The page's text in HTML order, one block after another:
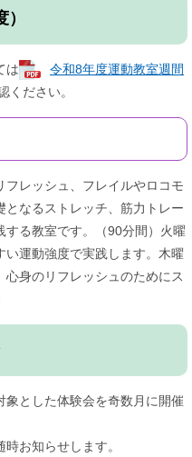
）
は
令和8年度運動教室週間
ください。
レッシュ、フレイルやロコモ
なるストレッチ、筋力トレー
する教室です。（90分間）火曜
い運動強度で実践します。木曜
身のリフレッシュのためにス
とした体験会を奇数月に開催
お知らせします。